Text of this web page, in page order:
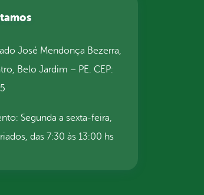
José Mendonça Bezerra,
Belo Jardim – PE. CEP:
Segunda a sexta-feira,
das 7:30 às 13:00 hs